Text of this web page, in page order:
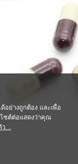
อย่างถูกต้อง และเพื่อ
ไซต์ต่อแสดงว่าคุณ
ว...